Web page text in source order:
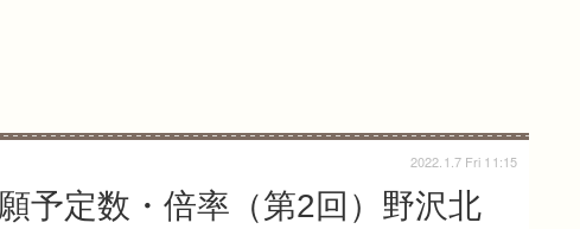
予定数・倍率（第2回）野沢北
2022.1.7 Fri 11:15